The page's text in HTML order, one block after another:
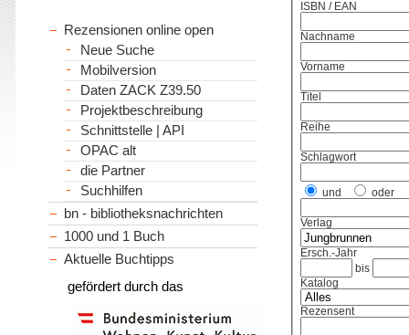
ISBN / EAN
Nachname
Vorname
Titel
Reihe
Schlagwort
und oder
Verlag
Ersch.-Jahr
bis
Katalog
Rezensent
Rezensionen online open
Neue Suche
Mobilversion
Daten ZACK Z39.50
Projektbeschreibung
Schnittstelle | API
OPAC alt
die Partner
Suchhilfen
bn - bibliotheksnachrichten
1000 und 1 Buch
Aktuelle Buchtipps
gefördert durch das